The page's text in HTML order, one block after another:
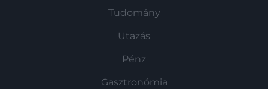
Tudomány
Utazás
Pénz
Gasztronómia